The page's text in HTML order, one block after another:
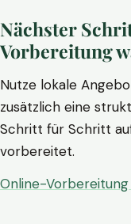
Nächster
Vorbereitung
Nutze lokale
zusätzlich eine
Schritt für Schritt
vorbereitet.
Online-